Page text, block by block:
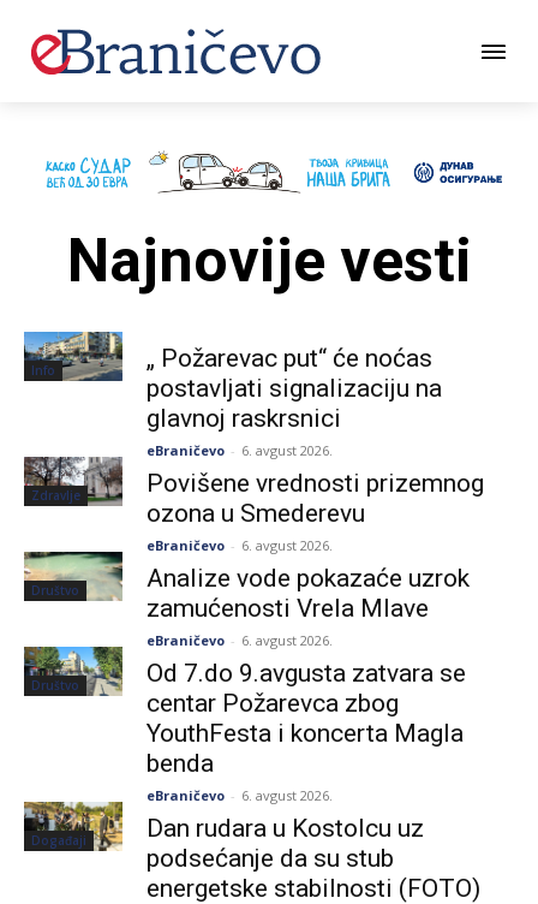
Najnovije vesti
Info
„ Požarevac put“ će noćas
postavljati signalizaciju na
glavnoj raskrsnici
eBraničevo - 6. avgust 2026.
Zdravlje
Povišene vrednosti prizemnog
ozona u Smederevu
eBraničevo - 6. avgust 2026.
Društvo
Analize vode pokazaće uzrok
zamućenosti Vrela Mlave
eBraničevo - 6. avgust 2026.
Društvo
Od 7.do 9.avgusta zatvara se
centar Požarevca zbog
YouthFesta i koncerta Magla
benda
eBraničevo - 6. avgust 2026.
Događaji
Dan rudara u Kostolcu uz
podsećanje da su stub
energetske stabilnosti (FOTO)